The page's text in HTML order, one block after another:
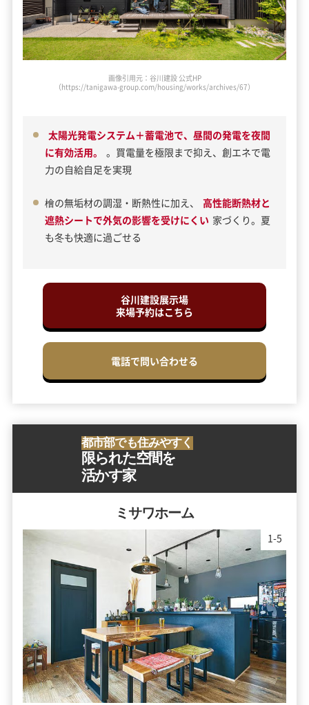
画像引用元：谷川建設 公式HP
（https://tanigawa-group.com/housing/works/archives/70）
太陽光発電システム＋蓄電池で、昼間の発電を夜間
に有効活用。
。買電量を極限まで抑え、創エネで電
力の自給自足を実現
檜の無垢材の調湿・断熱性に加え、
高性能断熱材と
遮熱シートで外気の影響を受けにくい 家づくり。夏
も冬も快適に過ごせる
谷川建設展示場
来場予約はこちら
電話で問い合わせる
都市部でも住みやすく
限られた空間を
活かす家
ミサワホーム
2-5